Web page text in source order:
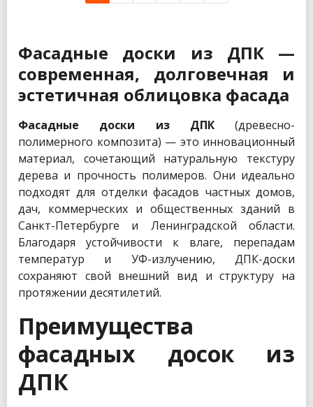
Фасадные доски из ДПК —
современная, долговечная и
эстетичная облицовка фасада
Фасадные доски из ДПК(древесно-
полимерного композита) — это инновационный
материал, сочетающий натуральную текстуру
дерева и прочность полимеров. Они идеально
подходят для отделки фасадов частных домов,
дач, коммерческих и общественных зданий в
Санкт-Петербурге и Ленинградской области.
Благодаря устойчивости к влаге, перепадам
температур и УФ-излучению, ДПК-доски
сохраняют свой внешний вид и структуру на
протяжении десятилетий.
Преимущества
фасадных досок из
ДПК